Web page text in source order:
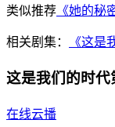
类似推荐 《她的秘
相关剧集： 《这是
这是我们的时
在线云播